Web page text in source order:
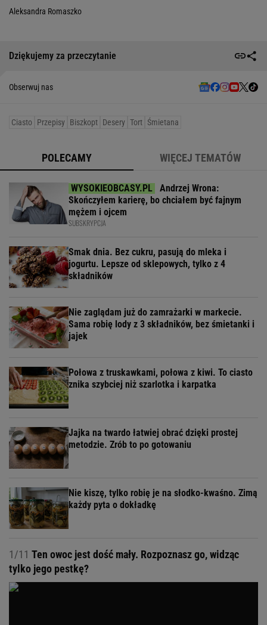
Aleksandra Romaszko
Dziękujemy za przeczytanie
Obserwuj nas
Ciasto Przepisy Biszkopt Desery Tort Śmietana
POLECAMY WIĘCEJ TEMATÓW
Andrzej Wrona:
Skończyłem karierę, bo chciałem być fajnym
mężem i ojcem
SUBSKRYPCJA
Smak dnia. Bez cukru, pasują do mleka i
jogurtu. Lepsze od sklepowych, tylko z 4
składników
Nie zaglądam już do zamrażarki w markecie.
Sama robię lody z 3 składników, bez śmietanki i
jajek
Połowa z truskawkami, połowa z kiwi. To ciasto
znika szybciej niż szarlotka i karpatka
Jajka na twardo łatwiej obrać dzięki prostej
metodzie. Zrób to po gotowaniu
Nie kiszę, tylko robię je na słodko-kwaśno. Zimą
każdy pyta o dokładkę
1/11 Ten owoc jest dość mały. Rozpoznasz go, widząc
tylko jego pestkę?